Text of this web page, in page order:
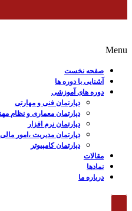
Menu
صفحه نخست
آشنایی با دوره ها
دوره های آموزشی
دپارتمان فنی و مهارتی
دپارتمان معماری و نظام
دپارتمان نرم افزار
دپارتمان مدیریت ،امور
دپارتمان کامپیوتر
مقالات
نمادها
درباره ما